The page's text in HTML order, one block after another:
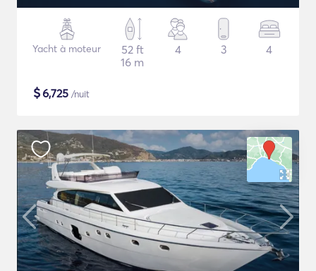
Yacht à moteur
52 ft
16 m
4 3 4
$6,725 /nuit